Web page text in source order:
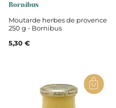
Bornibus
Moutarde herbes de provence
250 g - Bornibus
5,30 €